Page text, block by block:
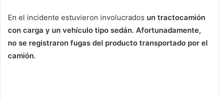
En el incidente estuvieron involucrados un tractocamión
con carga y un vehículo tipo sedán. Afortunadamente,
no se registraron fugas del producto transportado por el
camión.